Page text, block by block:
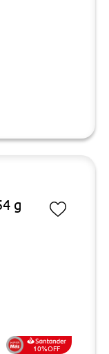
g
10%OFF